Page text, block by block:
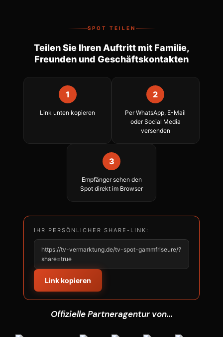
SPOT TEILEN
Teilen Sie Ihren Auftritt mit Familie,
Freunden und Geschäftskontakten
1
Link unten kopieren
2
Per WhatsApp, E-Mail
oder Social Media
versenden
3
Empfänger sehen den
Spot direkt im Browser
IHR PERSÖNLICHER SHARE-LINK:
https://tv-vermarktung.de/tv-spot-gammfriseure/?
share=true
Link kopieren
Offizielle Partneragentur von...